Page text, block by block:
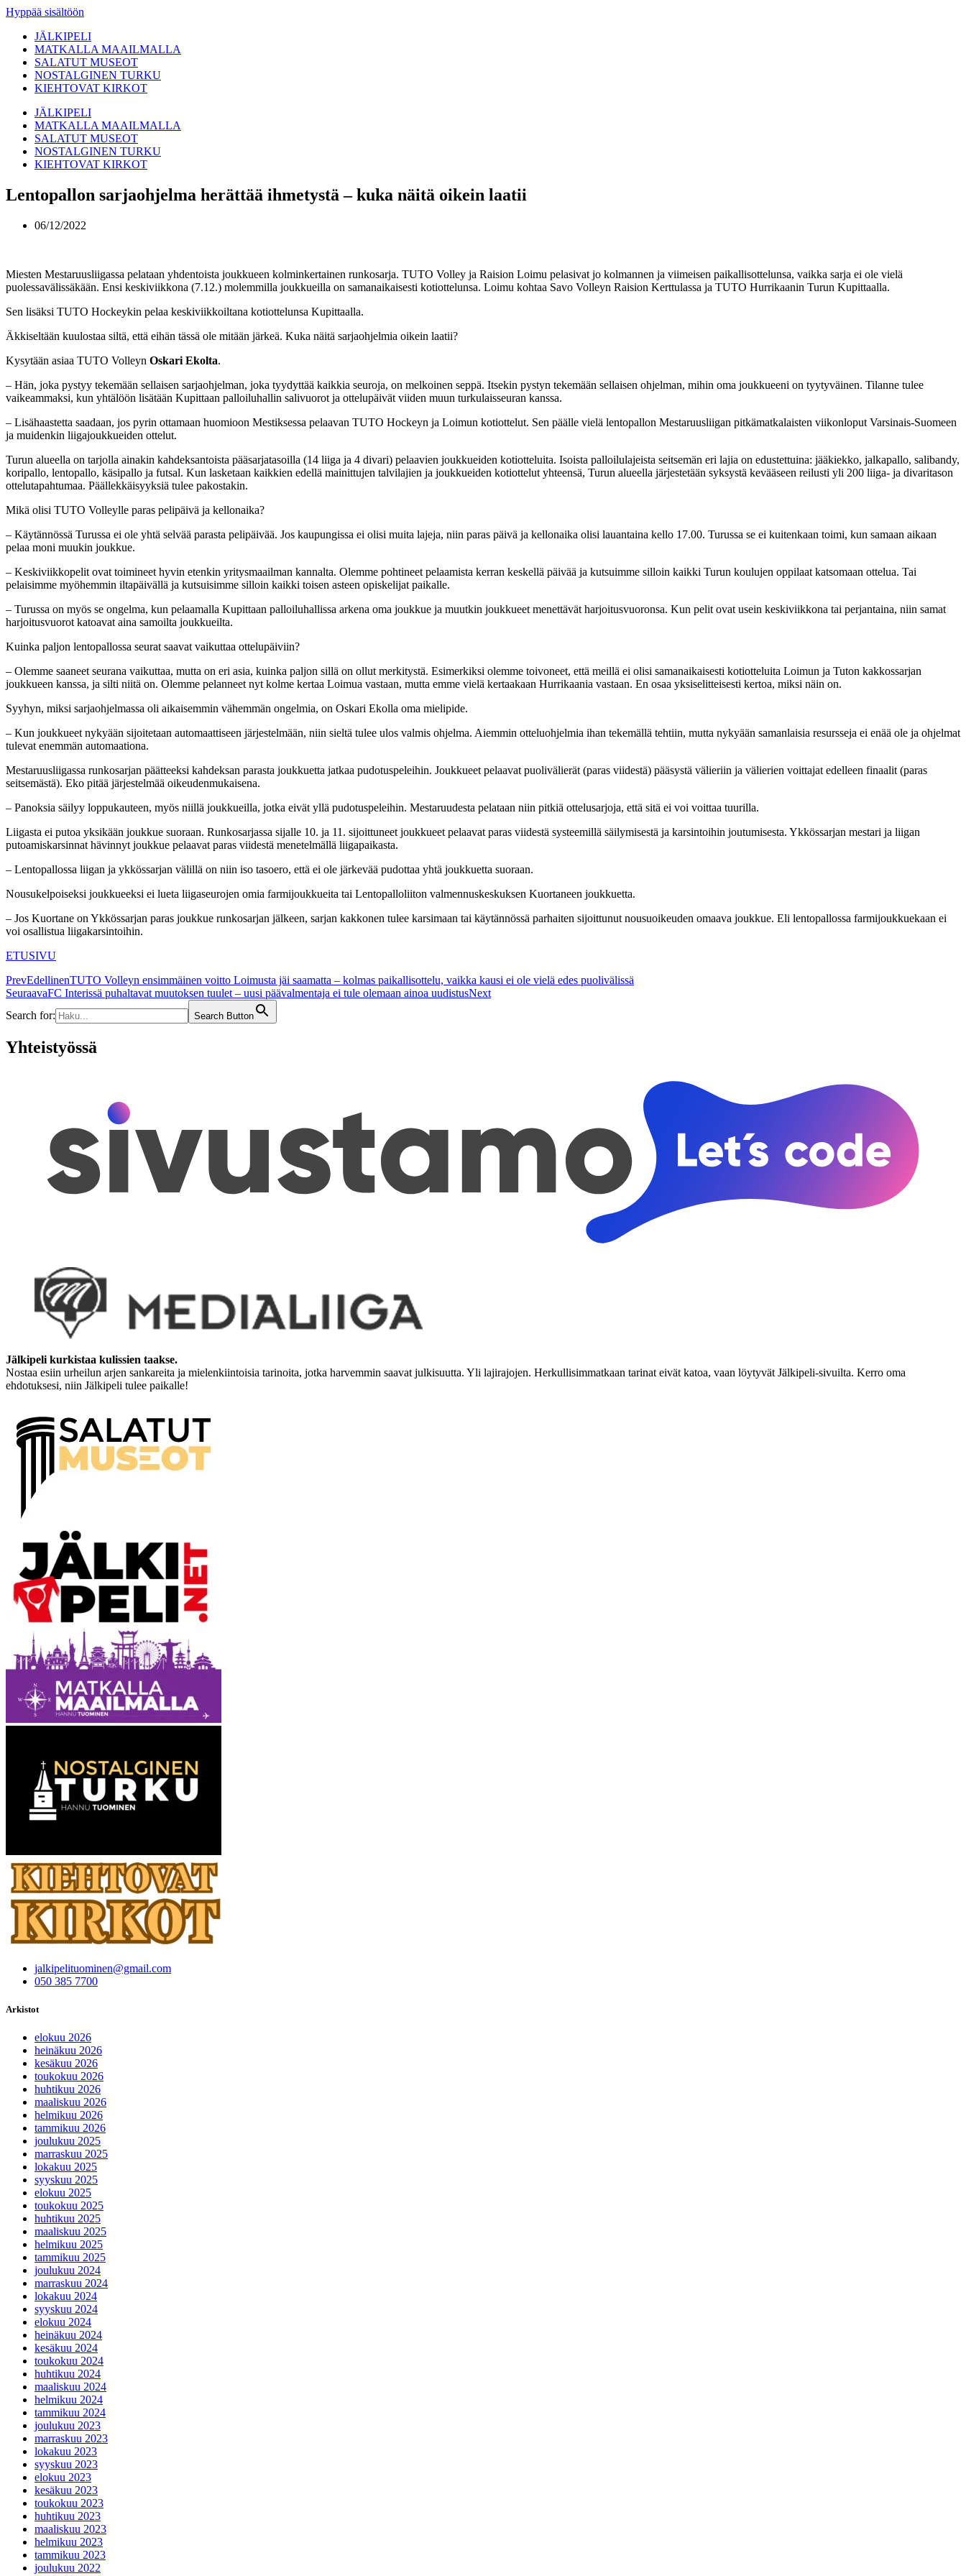
Hyppää sisältöön
JÄLKIPELI
MATKALLA MAAILMALLA
SALATUT MUSEOT
NOSTALGINEN TURKU
KIEHTOVAT KIRKOT
JÄLKIPELI
MATKALLA MAAILMALLA
SALATUT MUSEOT
NOSTALGINEN TURKU
KIEHTOVAT KIRKOT
Lentopallon sarjaohjelma herättää ihmetystä – kuka näitä oikein laatii
06/12/2022
Miesten Mestaruusliigassa pelataan yhdentoista joukkueen kolminkertainen runkosarja. TUTO Volley ja Raision Loimu pelasivat jo kolmannen ja viimeisen paikallisottelunsa, vaikka sarja ei ole vielä
puolessavälissäkään. Ensi keskiviikkona (7.12.) molemmilla joukkueilla on samanaikaisesti kotiottelunsa. Loimu kohtaa Savo Volleyn Raision Kerttulassa ja TUTO Hurrikaanin Turun Kupittaalla.
Sen lisäksi TUTO Hockeykin pelaa keskiviikkoiltana kotiottelunsa Kupittaalla.
Äkkiseltään kuulostaa siltä, että eihän tässä ole mitään järkeä. Kuka näitä sarjaohjelmia oikein laatii?
Kysytään asiaa TUTO Volleyn Oskari Ekolta.
– Hän, joka pystyy tekemään sellaisen sarjaohjelman, joka tyydyttää kaikkia seuroja, on melkoinen seppä. Itsekin pystyn tekemään sellaisen ohjelman, mihin oma joukkueeni on tyytyväinen. Tilanne tulee
vaikeammaksi, kun yhtälöön lisätään Kupittaan palloiluhallin salivuorot ja ottelupäivät viiden muun turkulaisseuran kanssa.
– Lisähaastetta saadaan, jos pyrin ottamaan huomioon Mestiksessa pelaavan TUTO Hockeyn ja Loimun kotiottelut. Sen päälle vielä lentopallon Mestaruusliigan pitkämatkalaisten viikonloput Varsinais-Suomeen
ja muidenkin liigajoukkueiden ottelut.
Turun alueella on tarjolla ainakin kahdeksantoista pääsarjatasoilla (14 liiga ja 4 divari) pelaavien joukkueiden kotiotteluita. Isoista palloilulajeista seitsemän eri lajia on edustettuina: jääkiekko, jalkapallo, salibandy,
koripallo, lentopallo, käsipallo ja futsal. Kun lasketaan kaikkien edellä mainittujen talvilajien ja joukkueiden kotiottelut yhteensä, Turun alueella järjestetään syksystä kevääseen reilusti yli 200 liiga- ja divaritason
ottelutapahtumaa. Päällekkäisyyksiä tulee pakostakin.
Mikä olisi TUTO Volleylle paras pelipäivä ja kellonaika?
– Käytännössä Turussa ei ole yhtä selvää parasta pelipäivää. Jos kaupungissa ei olisi muita lajeja, niin paras päivä ja kellonaika olisi lauantaina kello 17.00. Turussa se ei kuitenkaan toimi, kun samaan aikaan
pelaa moni muukin joukkue.
– Keskiviikkopelit ovat toimineet hyvin etenkin yritysmaailman kannalta. Olemme pohtineet pelaamista kerran keskellä päivää ja kutsuimme silloin kaikki Turun koulujen oppilaat katsomaan ottelua. Tai
pelaisimme myöhemmin iltapäivällä ja kutsuisimme silloin kaikki toisen asteen opiskelijat paikalle.
– Turussa on myös se ongelma, kun pelaamalla Kupittaan palloiluhallissa arkena oma joukkue ja muutkin joukkueet menettävät harjoitusvuoronsa. Kun pelit ovat usein keskiviikkona tai perjantaina, niin samat
harjoitusvuorot katoavat aina samoilta joukkueilta.
Kuinka paljon lentopallossa seurat saavat vaikuttaa ottelupäiviin?
– Olemme saaneet seurana vaikuttaa, mutta on eri asia, kuinka paljon sillä on ollut merkitystä. Esimerkiksi olemme toivoneet, että meillä ei olisi samanaikaisesti kotiotteluita Loimun ja Tuton kakkossarjan
joukkueen kanssa, ja silti niitä on. Olemme pelanneet nyt kolme kertaa Loimua vastaan, mutta emme vielä kertaakaan Hurrikaania vastaan. En osaa yksiselitteisesti kertoa, miksi näin on.
Syyhyn, miksi sarjaohjelmassa oli aikaisemmin vähemmän ongelmia, on Oskari Ekolla oma mielipide.
– Kun joukkueet nykyään sijoitetaan automaattiseen järjestelmään, niin sieltä tulee ulos valmis ohjelma. Aiemmin otteluohjelmia ihan tekemällä tehtiin, mutta nykyään samanlaisia resursseja ei enää ole ja ohjelmat
tulevat enemmän automaationa.
Mestaruusliigassa runkosarjan päätteeksi kahdeksan parasta joukkuetta jatkaa pudotuspeleihin. Joukkueet pelaavat puolivälierät (paras viidestä) pääsystä välieriin ja välierien voittajat edelleen finaalit (paras
seitsemästä). Eko pitää järjestelmää oikeudenmukaisena.
– Panoksia säilyy loppukauteen, myös niillä joukkueilla, jotka eivät yllä pudotuspeleihin. Mestaruudesta pelataan niin pitkiä ottelusarjoja, että sitä ei voi voittaa tuurilla.
Liigasta ei putoa yksikään joukkue suoraan. Runkosarjassa sijalle 10. ja 11. sijoittuneet joukkueet pelaavat paras viidestä systeemillä säilymisestä ja karsintoihin joutumisesta. Ykkössarjan mestari ja liigan
putoamiskarsinnat hävinnyt joukkue pelaavat paras viidestä menetelmällä liigapaikasta.
– Lentopallossa liigan ja ykkössarjan välillä on niin iso tasoero, että ei ole järkevää pudottaa yhtä joukkuetta suoraan.
Nousukelpoiseksi joukkueeksi ei lueta liigaseurojen omia farmijoukkueita tai Lentopalloliiton valmennuskeskuksen Kuortaneen joukkuetta.
– Jos Kuortane on Ykkössarjan paras joukkue runkosarjan jälkeen, sarjan kakkonen tulee karsimaan tai käytännössä parhaiten sijoittunut nousuoikeuden omaava joukkue. Eli lentopallossa farmijoukkuekaan ei
voi osallistua liigakarsintoihin.
ETUSIVU
PrevEdellinenTUTO Volleyn ensimmäinen voitto Loimusta jäi saamatta – kolmas paikallisottelu, vaikka kausi ei ole vielä edes puolivälissä
SeuraavaFC Interissä puhaltavat muutoksen tuulet – uusi päävalmentaja ei tule olemaan ainoa uudistusNext
Search for:
Search Button
Yhteistyössä
Jälkipeli kurkistaa kulissien taakse.
Nostaa esiin urheilun arjen sankareita ja mielenkiintoisia tarinoita, jotka harvemmin saavat julkisuutta. Yli lajirajojen. Herkullisimmatkaan tarinat eivät katoa, vaan löytyvät Jälkipeli-sivuilta. Kerro oma
ehdotuksesi, niin Jälkipeli tulee paikalle!
jalkipelituominen@gmail.com
050 385 7700
Arkistot
elokuu 2026
heinäkuu 2026
kesäkuu 2026
toukokuu 2026
huhtikuu 2026
maaliskuu 2026
helmikuu 2026
tammikuu 2026
joulukuu 2025
marraskuu 2025
lokakuu 2025
syyskuu 2025
elokuu 2025
toukokuu 2025
huhtikuu 2025
maaliskuu 2025
helmikuu 2025
tammikuu 2025
joulukuu 2024
marraskuu 2024
lokakuu 2024
syyskuu 2024
elokuu 2024
heinäkuu 2024
kesäkuu 2024
toukokuu 2024
huhtikuu 2024
maaliskuu 2024
helmikuu 2024
tammikuu 2024
joulukuu 2023
marraskuu 2023
lokakuu 2023
syyskuu 2023
elokuu 2023
kesäkuu 2023
toukokuu 2023
huhtikuu 2023
maaliskuu 2023
helmikuu 2023
tammikuu 2023
joulukuu 2022